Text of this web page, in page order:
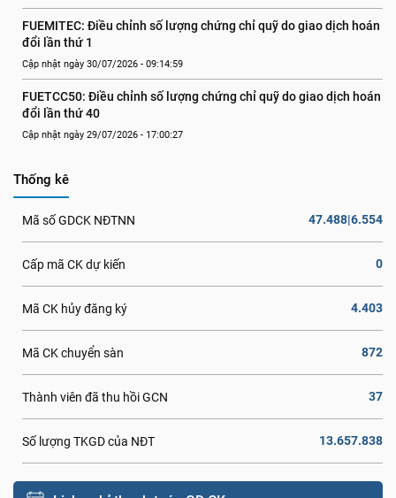
FUEMITEC: Điều chỉnh số lượng chứng chỉ quỹ do giao dịch hoán
đổi lần thứ 1
Cập nhật ngày 30/07/2026 - 09:14:59
FUETCC50: Điều chỉnh số lượng chứng chỉ quỹ do giao dịch hoán
đổi lần thứ 40
Cập nhật ngày 29/07/2026 - 17:00:27
Thống kê
Mã số GDCK NĐTNN 47.488|6.554
Cấp mã CK dự kiến 0
Mã CK hủy đăng ký 4.403
Mã CK chuyển sàn 872
Thành viên đã thu hồi GCN 37
Số lượng TKGD của NĐT 13.657.838